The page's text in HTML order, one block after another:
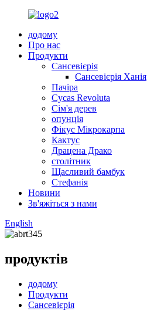
додому
Про нас
Продукти
Сансевієрія
Сансевієрія Ханія
Пачіра
Cycas Revoluta
Сім'я дерев
опунція
Фікус Мікрокарпа
Кактус
Драцена Драко
столітник
Щасливий бамбук
Стефанія
Новини
Зв'яжіться з нами
English
продуктів
додому
Продукти
Сансевієрія